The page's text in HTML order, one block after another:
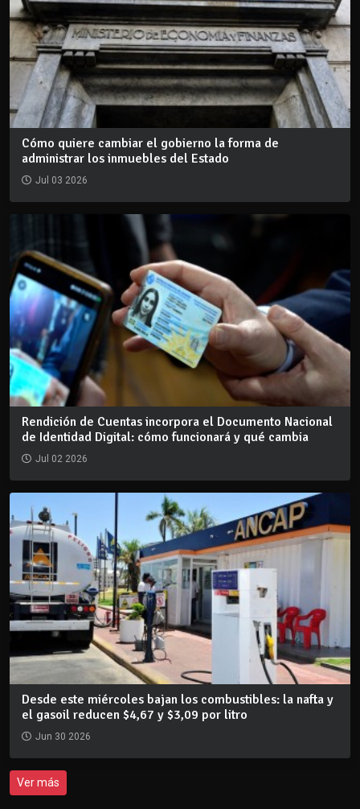
Cómo quiere cambiar el gobierno la forma de
administrar los inmuebles del Estado
Jul 03 2026
Rendición de Cuentas incorpora el Documento Nacional
de Identidad Digital: cómo funcionará y qué cambia
Jul 02 2026
Desde este miércoles bajan los combustibles: la nafta y
el gasoil reducen $4,67 y $3,09 por litro
Jun 30 2026
Ver más